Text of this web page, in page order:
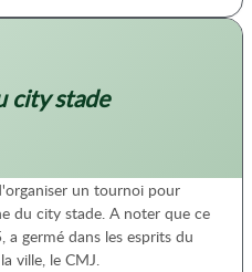
city stade
un tournoi pour
du city stade. A noter que ce
germé dans les esprits du
ville, le CMJ.